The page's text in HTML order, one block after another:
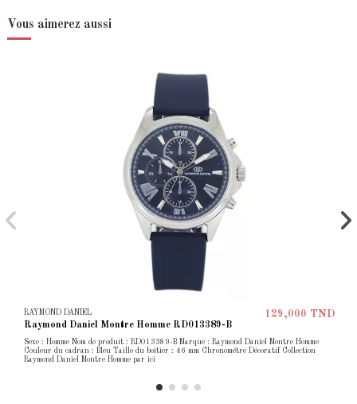
Vous aimerez aussi
RAYMOND DANIEL
Raymond Daniel Montre Homme RD013389-B
129,000 TND
Sexe : Homme Nom de produit : RD013389-B Marque : Raymond Daniel Montre Homme
Couleur du cadran : Bleu Taille du boîtier : 46 mm Chronométre Décoratif Collection
Raymond Daniel Montre Homme par ici